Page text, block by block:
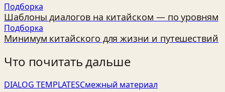
Подборка
Шаблоны диалогов на китайском — по уровням
Подборка
Минимум китайского для жизни и путешествий
Что почитать дальше
DIALOG TEMPLATESСмежный материал